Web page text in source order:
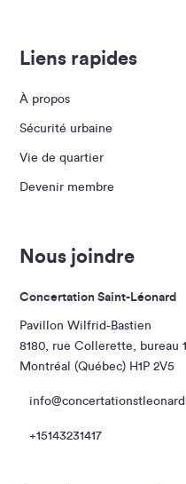
Liens rapides
À propos
Sécurité urbaine
Vie de quartier
Devenir membre
Nous joindre
Concertation Saint-Léonard
Pavillon Wilfrid-Bastien
8180, rue Collerette, bureau
Montréal (Québec) H1P 2V5
+15143231417